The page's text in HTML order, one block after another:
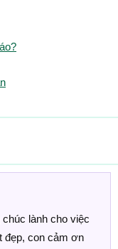
lành cho việc
đẹp, con cảm ơn